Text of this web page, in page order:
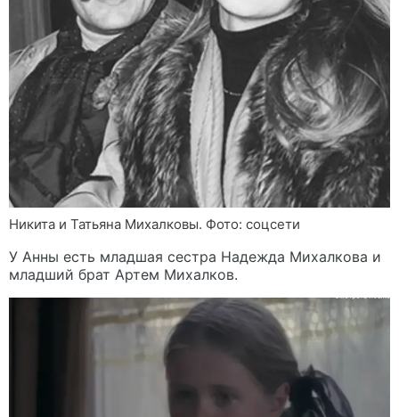
Никита и Татьяна Михалковы. Фото: соцсети
У Анны есть младшая сестра Надежда Михалкова и
младший брат Артем Михалков.